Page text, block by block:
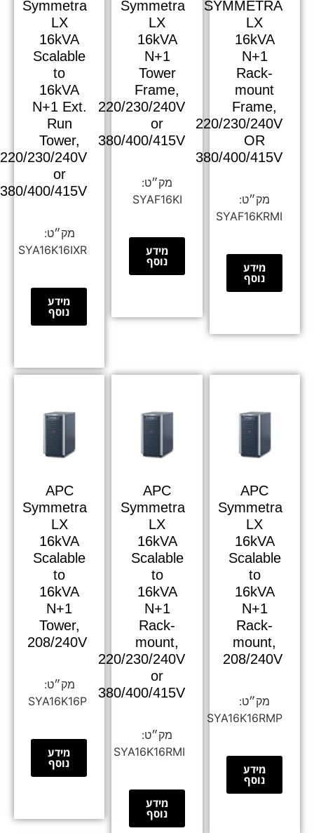
SYMMETRA
LX
16kVA
N+1
Rack-
mount
Frame,
220/230/240V
OR
380/400/415V
SYAF16KRMI
מידע
נוסף
Symmetra
LX
16kVA
N+1
Tower
Frame,
220/230/240V
or
380/400/415V
SYAF16KI
מידע
נוסף
Symmetra
LX
16kVA
Scalable
to
16kVA
N+1 Ext.
Run
Tower,
220/230/240V
or
380/400/415V
SYA16K16IXR
מידע
נוסף
APC
Symmetra
LX
16kVA
Scalable
to
16kVA
N+1
Rack-
mount,
208/240V
SYA16K16RMP
מידע
נוסף
APC
Symmetra
LX
16kVA
Scalable
to
16kVA
N+1
Rack-
mount,
220/230/240V
or
380/400/415V
SYA16K16RMI
מידע
נוסף
APC
Symmetra
LX
16kVA
Scalable
to
16kVA
N+1
Tower,
208/240V
SYA16K16P
מידע
נוסף